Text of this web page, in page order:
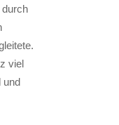
viel
und